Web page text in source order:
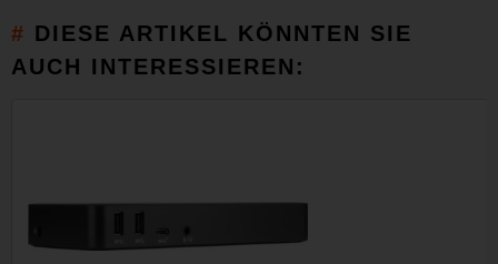
DIESE ARTIKEL KÖNNTEN SIE
AUCH INTERESSIEREN: